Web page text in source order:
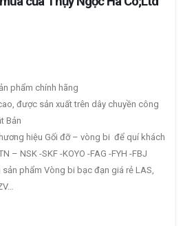
phẩm chính hãng
được sản xuất trên dây chuyền công
Bản
hiệu Gối đỡ – vòng bi để quí khách
– NSK -SKF -KOYO -FAG -FYH -FBJ
phẩm Vòng bi bạc đạn giá rẻ LAS,